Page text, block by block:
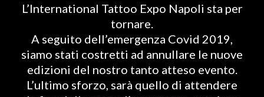
L’International Tattoo Expo Napoli sta per
tornare.
A seguito dell’emergenza Covid 2019,
siamo stati costretti ad annullare le nuove
edizioni del nostro tanto atteso evento.
L’ultimo sforzo, sarà quello di attendere